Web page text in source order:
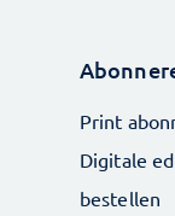
Print
Digitale
bestellen